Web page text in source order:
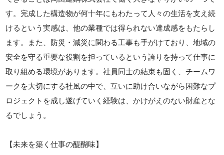
す。完成した構造物が何十年にもわたって人々の生活を支え続
けるという実感は、他の業種では得られない達成感をもたらし
ます。また、防災・減災に関わる工事も手がけており、地域の
安全を守る重要な役割を担っているという誇りを持って仕事に
取り組める環境があります。社員同士の結束も固く、チームワ
ークを大切にする社風の中で、互いに助け合いながら困難なプ
ロジェクトを成し遂げていく経験は、かけがえのない財産とな
るでしょう。
【未来を築く仕事の醍醐味】